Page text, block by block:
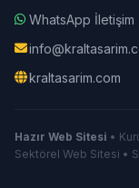
WhatsApp İletişim
kraltasarim.com
Hazır Web Sitesi •
Sektörel Web Sitesi •